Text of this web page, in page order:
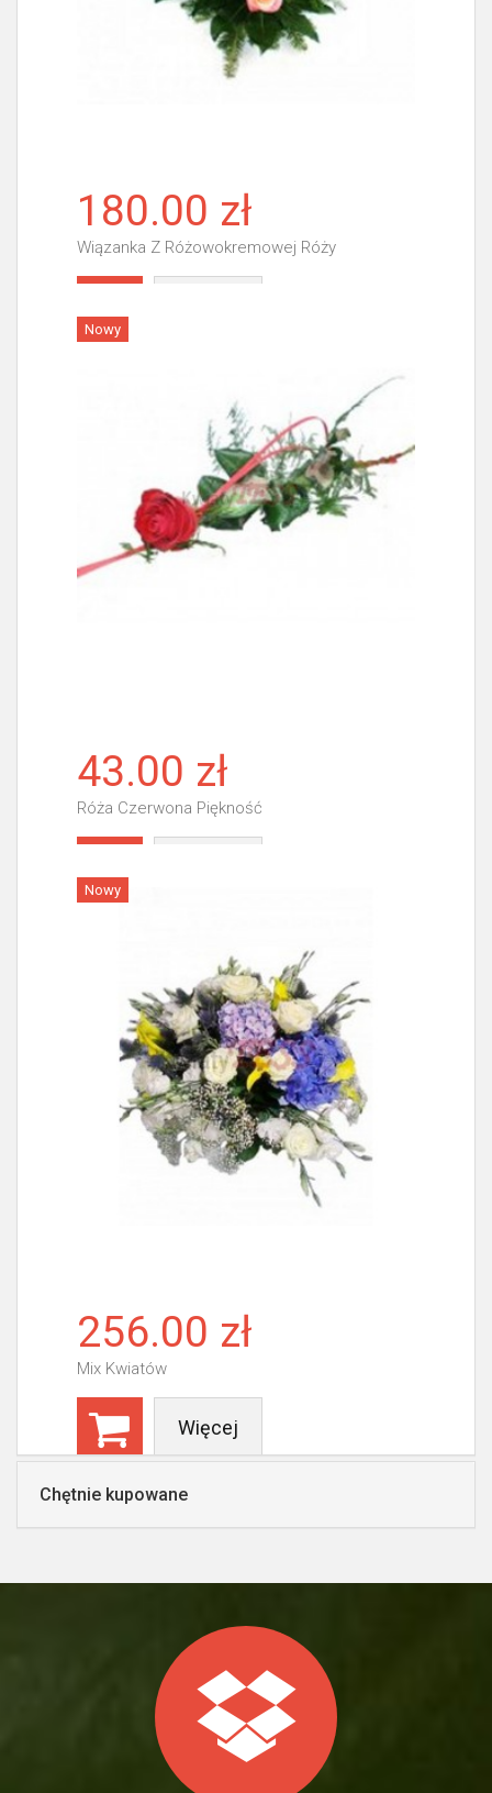
180.00 zł
Wiązanka Z Różowokremowej Róży
Nowy
43.00 zł
Róża Czerwona Piękność
Nowy
256.00 zł
Mix Kwiatów
Więcej
Chętnie kupowane